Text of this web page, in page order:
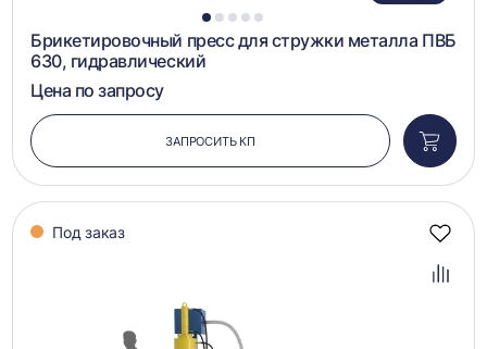
1 2 3 4 5
Брикетировочный пресс для стружки металла ПВБ
630, гидравлический
Цена по запросу
ЗАПРОСИТЬ КП
в
Под заказ